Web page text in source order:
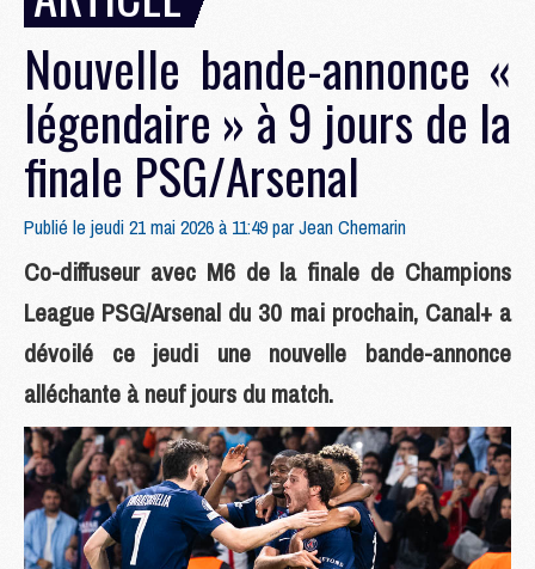
Nouvelle bande-annonce «
légendaire » à 9 jours de la
finale PSG/Arsenal
Publié le jeudi 21 mai 2026 à 11:49 parJean Chemarin
Co-diffuseur avec M6 de la finale de Champions
League PSG/Arsenal du 30 mai prochain, Canal+ a
dévoilé ce jeudi une nouvelle bande-annonce
alléchante à neuf jours du match.